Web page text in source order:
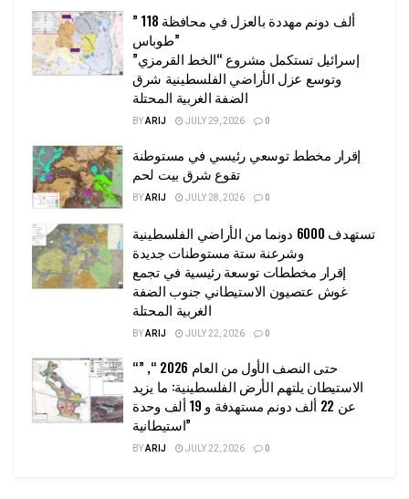
” 118 ألف دونم مهددة بالعزل في محافظة
طوباس”
إسرائيل تستكمل مشروع “الخط القرمزي”
وتوسع عزل الأراضي الفلسطينية شرق
الضفة الغربية المحتلة
BYARIJ JULY 29, 2026 0
إقرار مخطط توسعي رئيسي في مستوطنة
تقوع شرق بيت لحم
BYARIJ JULY 28, 2026 0
تستهدف 6000 دونما من الأراضي الفلسطينية
وشرعنة ستة مستوطنات جديدة
إقرار مخططات توسعة رئيسية في تجمع
غوش عتصيون الاستيطاني جنوب الضفة
الغربية المحتلة
BYARIJ JULY 22, 2026 0
“حتى النصف الأول من العام 2026 “, ”
الاستيطان يلتهم الأرض الفلسطينية: ما يزيد
عن 22 ألف دونم مستهدفة و 19 ألف وحدة
استيطانية”
BYARIJ JULY 22, 2026 0